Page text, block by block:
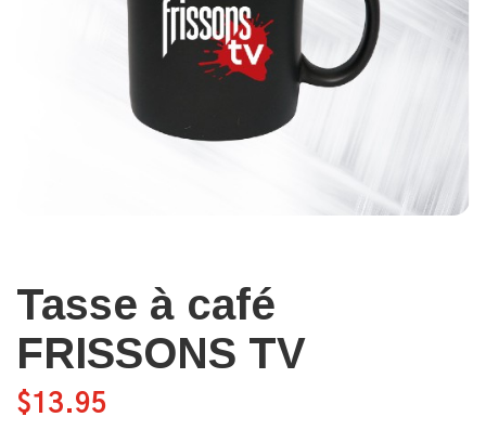
Tasse à café
FRISSONS TV
$13.95